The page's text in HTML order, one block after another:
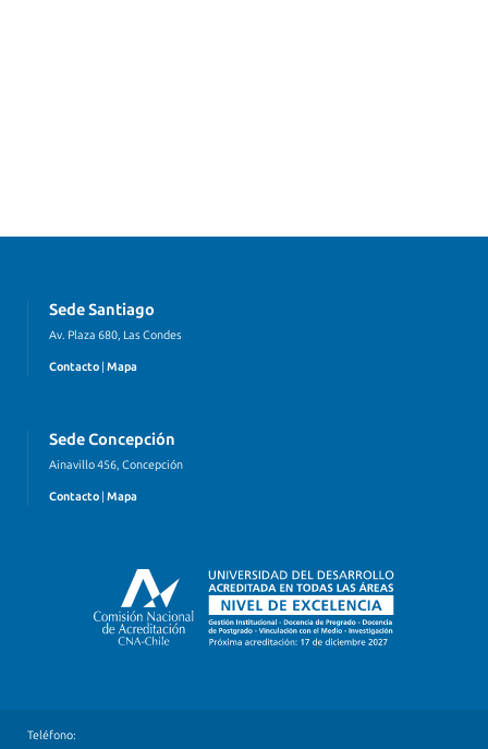
Sede Santiago
Av. Plaza 680, Las Condes
Contacto Mapa
Sede Concepción
Ainavillo 456, Concepción
Contacto | Mapa
Teléfono: